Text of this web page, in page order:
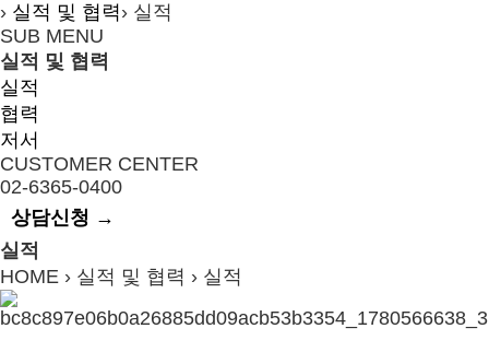
› 실적 및 협력› 실적
SUB MENU
실적 및 협력
실적
협력
저서
CUSTOMER CENTER
02-6365-0400
상담신청 →
실적
HOME › 실적 및 협력 › 실적